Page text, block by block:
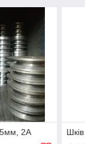
2А